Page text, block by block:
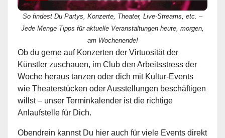
So findest Du Partys, Konzerte, Theater, Live-Streams, etc. –
Jede Menge Tipps für aktuelle Veranstaltungen heute, morgen,
am Wochenende!
Ob du gerne auf Konzerten der Virtuosität der
Künstler zuschauen, im Club den Arbeitsstress der
Woche heraus tanzen oder dich mit Kultur-Events
wie Theaterstücken oder Ausstellungen beschäftigen
willst – unser Terminkalender ist die richtige
Anlaufstelle für Dich.
Obendrein kannst Du hier auch für viele Events direkt